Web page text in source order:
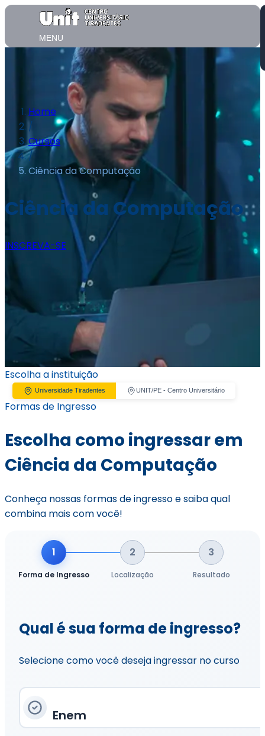
MENU
Home
/
Cursos
/
Ciência da Computação
Ciência da Computação
INSCREVA-SE
Escolha a instituição
Universidade Tiradentes UNIT/PE - Centro Universitário
Formas de Ingresso
Escolha como ingressar em
Ciência da Computação
Conheça nossas formas de ingresso e saiba qual
combina mais com você!
1
Forma de Ingresso
2
Localização
3
Resultado
Qual é sua forma de ingresso?
Selecione como você deseja ingressar no curso
Enem